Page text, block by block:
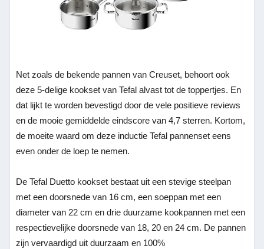
Net zoals de bekende pannen van Creuset, behoort ook
deze 5-delige kookset van Tefal alvast tot de toppertjes. En
dat lijkt te worden bevestigd door de vele positieve reviews
en de mooie gemiddelde eindscore van 4,7 sterren. Kortom,
de moeite waard om deze inductie Tefal pannenset eens
even onder de loep te nemen.
De Tefal Duetto kookset bestaat uit een stevige steelpan
met een doorsnede van 16 cm, een soeppan met een
diameter van 22 cm en drie duurzame kookpannen met een
respectievelijke doorsnede van 18, 20 en 24 cm. De pannen
zijn vervaardigd uit duurzaam en 100%